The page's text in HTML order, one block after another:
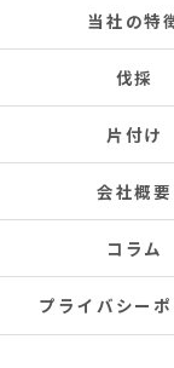
当社の特
伐採
片付け
会社概要
コラム
プライバシー